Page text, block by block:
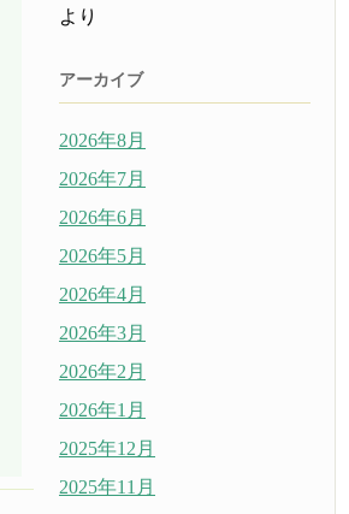
より
アーカイブ
2026年8月
2026年7月
2026年6月
2026年5月
2026年4月
2026年3月
2026年2月
2026年1月
2025年12月
2025年11月